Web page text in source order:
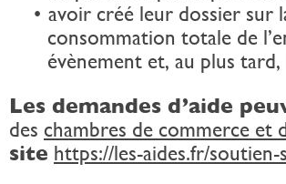
avoir créé leur dossier sur
consommation totale de
évènement et, au plus
Les demandes d’aide
des chambres de commerce et
site https://les-aides.fr/